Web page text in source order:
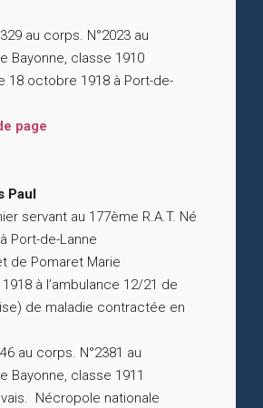
au corps. N°2023 au
Bayonne, classe 1910
18 octobre 1918 à Port-de-
page
Paul
servant au 177ème R.A.T. Né
Port-de-Lanne
de Pomaret Marie
à l’ambulance 12/21 de
de maladie contractée en
au corps. N°2381 au
Bayonne, classe 1911
Nécropole nationale